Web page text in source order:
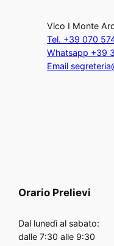
Vico I Monte
Tel. +39 070
Whatsapp +39
Email
Orario Prelievi
Dal lunedì al sabato:
dalle 7:30 alle 9:30